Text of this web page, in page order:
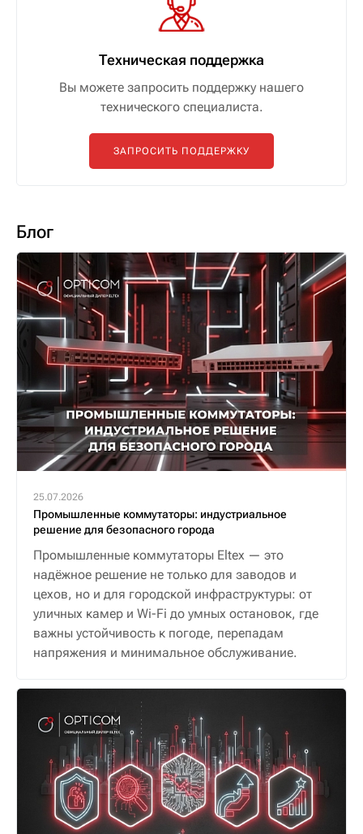
Техническая поддержка
Вы можете запросить поддержку нашего
технического специалиста.
ЗАПРОСИТЬ ПОДДЕРЖКУ
Блог
25.07.2026
Промышленные коммутаторы: индустриальное
решение для безопасного города
Промышленные коммутаторы Eltex — это
надёжное решение не только для заводов и
цехов, но и для городской инфраструктуры: от
уличных камер и Wi-Fi до умных остановок, где
важны устойчивость к погоде, перепадам
напряжения и минимальное обслуживание.